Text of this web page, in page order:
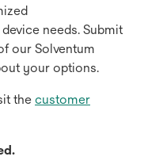
needs. Submit
our Solventum
your options.
the customer